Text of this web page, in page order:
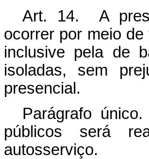
Art. 14. A
ocorrer por meio
inclusive pela de
isoladas, sem
presencial.
Parágrafo
públicos será
autosserviço.